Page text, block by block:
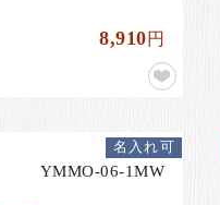
8,910円
YMMO-06-1MW
名入れ可